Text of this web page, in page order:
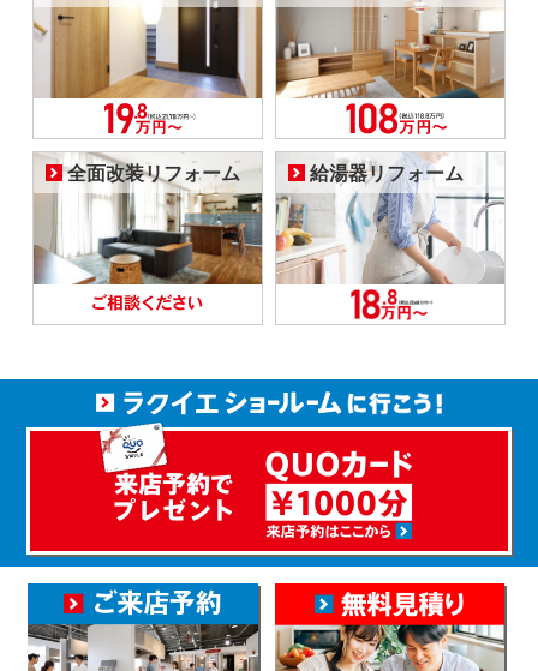
全面改装リフォーム 給湯器リフォーム